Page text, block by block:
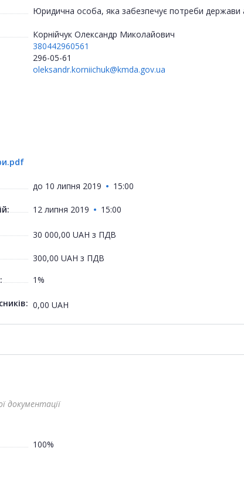
Юридична особа, яка забезпечує потреби держави
Корнійчук Олександр Миколайович
380442960561
296-05-61
oleksandr.korniichuk@kmda.gov.ua
до 10 липня 2019 15:00
12 липня 2019 15:00
30 000,00 UAH з ПДВ
300,00 UAH з ПДВ
1%
0,00 UAH
документації
100%